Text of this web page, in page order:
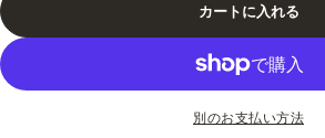
カートに入れる
別のお支払い方法